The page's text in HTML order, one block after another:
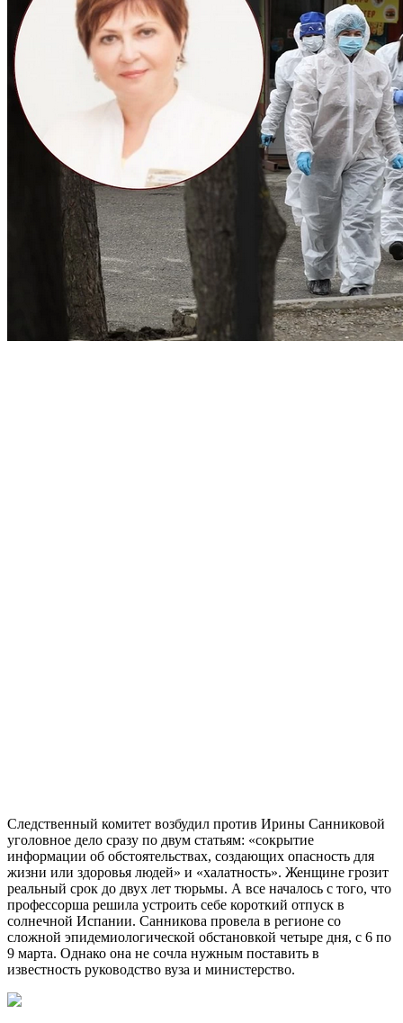
Следственный комитет возбудил против Ирины Санниковой
уголовное дело сразу по двум статьям: «сокрытие
информации об обстоятельствах, создающих опасность для
жизни или здоровья людей» и «халатность». Женщине грозит
реальный срок до двух лет тюрьмы. А все началось с того, что
профессорша решила устроить себе короткий отпуск в
солнечной Испании. Санникова провела в регионе со
сложной эпидемиологической обстановкой четыре дня, с 6 по
9 марта. Однако она не сочла нужным поставить в
известность руководство вуза и министерство.